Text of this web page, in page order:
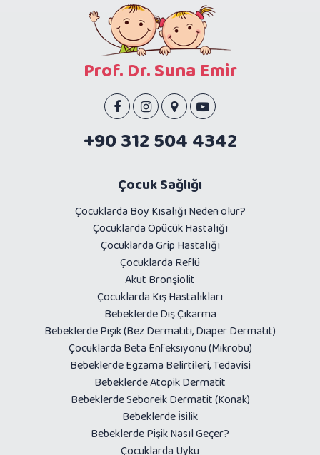
Prof. Dr. Suna Emir
+90 312 504 4342
Çocuk Sağlığı
Çocuklarda Boy Kısalığı Neden olur?
Çocuklarda Öpücük Hastalığı
Çocuklarda Grip Hastalığı
Çocuklarda Reflü
Akut Bronşiolit
Çocuklarda Kış Hastalıkları
Bebeklerde Diş Çıkarma
Bebeklerde Pişik (Bez Dermatiti, Diaper Dermatit)
Çocuklarda Beta Enfeksiyonu (Mikrobu)
Bebeklerde Egzama Belirtileri, Tedavisi
Bebeklerde Atopik Dermatit
Bebeklerde Seboreik Dermatit (Konak)
Bebeklerde İsilik
Bebeklerde Pişik Nasıl Geçer?
Çocuklarda Uyku